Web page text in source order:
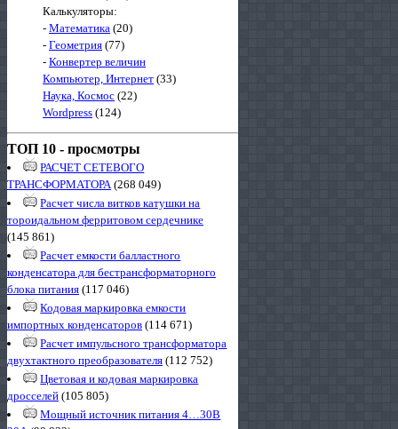
Калькуляторы:
- Математика (20)
- Геометрия (77)
- Конвертер величин
Компьютер, Интернет (33)
Наука, Космос (22)
Wordpress (124)
ТОП 10 - просмотры
РАСЧЕТ СЕТЕВОГО
ТРАНСФОРМАТОРА(268 049)
Расчет числа витков катушки на
тороидальном ферритовом сердечнике
(145 861)
Расчет емкости балластного
конденсатора для бестрансформаторного
блока питания (117 046)
Кодовая маркировка емкости
импортных конденсаторов (114 671)
Расчет импульсного трансформатора
двухтактного преобразователя (112 752)
Цветовая и кодовая маркировка
дросселей (105 805)
Мощный источник питания 4…30В